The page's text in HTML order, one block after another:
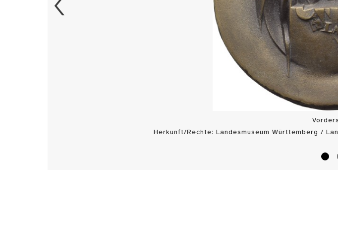
Herkunft/Rechte: Landesmuseum Württemberg /